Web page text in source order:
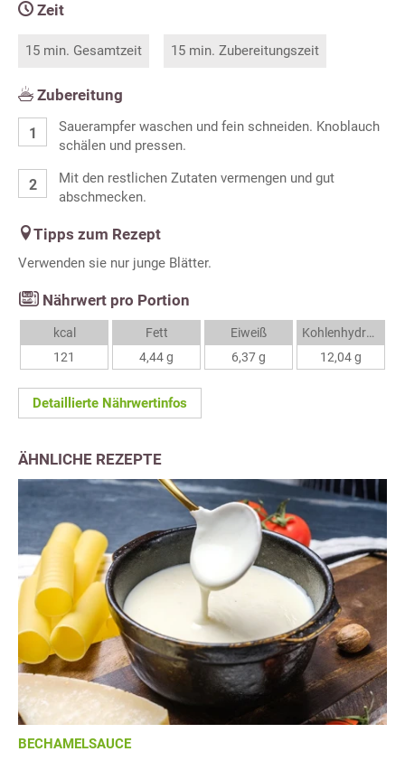
Zeit
15 min. Gesamtzeit 15 min. Zubereitungszeit
Zubereitung
Sauerampfer waschen und fein schneiden. Knoblauch
schälen und pressen.
Mit den restlichen Zutaten vermengen und gut
abschmecken.
Tipps zum Rezept
Verwenden sie nur junge Blätter.
Nährwert pro Portion
kcal
121
Fett
4,44 g
Eiweiß
6,37 g
Kohlenhydrate
12,04 g
Detaillierte Nährwertinfos
ÄHNLICHE REZEPTE
BECHAMELSAUCE